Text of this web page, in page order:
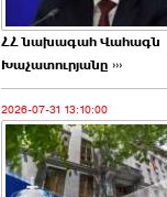
ՀՀ նախագահ Վահագն
Խաչատուրյանը ›››
2026-07-31 13:10:00